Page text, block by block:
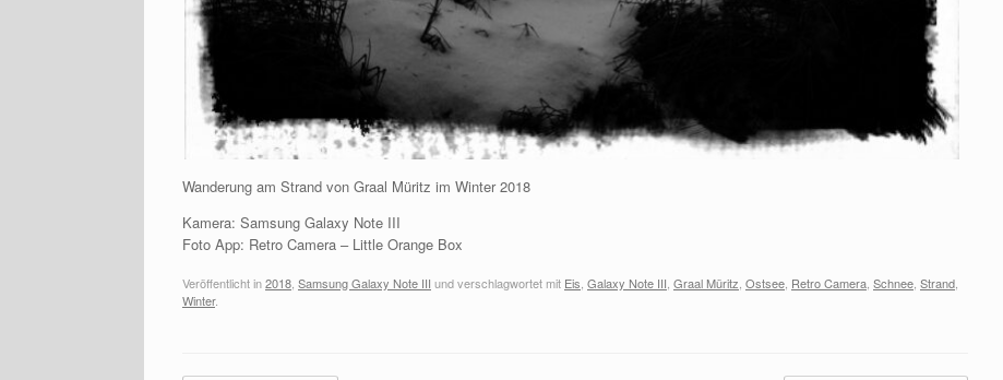
Wanderung am Strand von Graal Müritz im Winter 2018
Kamera: Samsung Galaxy Note III
Foto App: Retro Camera – Little Orange Box
Veröffentlicht in2018 Samsung Galaxy Note III und verschlagwortet mit Eis Galaxy Note III Graal Müritz Ostsee Retro Camera Schnee Strand
Winter.